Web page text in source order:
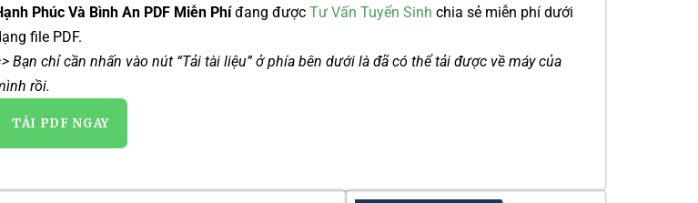
Phúc Và Bình An PDF Miễn Phíđang được Tư Vấn Tuyển Sinh chia sẻ miễn phí dưới
file PDF.
Bạn chỉ cần nhấn vào nút “Tải tài liệu” ở phía bên dưới là đã có thể tải được về máy của
rồi.
TẢI PDF NGAY